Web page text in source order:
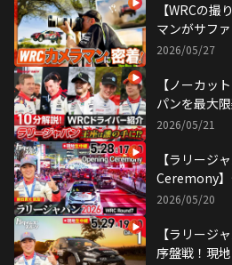
【WRCの撮
マンがサフ
り取る！
2026/05/27
【ノーカッ
パンを最大
WRCドライ
2026/05/21
【ラリージ
Ceremony
地から生中継
2026/05/20
【ラリージ
序盤戦！現地